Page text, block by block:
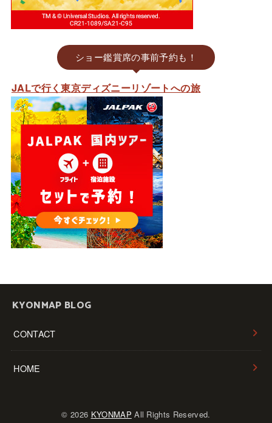
ショー鑑賞席の事前予約も！
JALで行く東京ディズニーリゾートへの旅
KYONMAP BLOG
CONTACT
HOME
© 2026 KYONMAP All Rights Reserved.